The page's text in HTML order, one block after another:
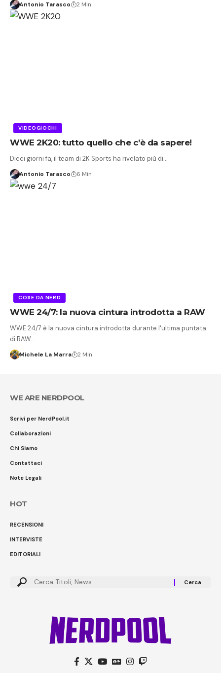
Antonio Tarasco 2 Min
VIDEOGIOCHI
WWE 2K20: tutto quello che c’è da sapere!
Dieci giorni fa, il team di 2K Sports ha rivelato più di…
Antonio Tarasco 6 Min
COSE DA NERD
WWE 24/7: la nuova cintura introdotta a RAW
WWE 24/7 è la nuova cintura introdotta durante l'ultima puntata
di RAW…
Michele La Marra 2 Min
WE ARE NERDPOOL
Scrivi per NerdPool.it
Collaborazioni
Chi Siamo
Contattaci
Note Legali
HOT
RECENSIONI
INTERVISTE
EDITORIALI
Cerca: